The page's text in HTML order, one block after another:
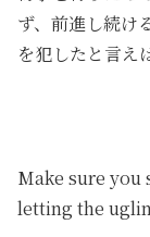
ず、前進し続け
を犯したと言え
Make sure
letting the